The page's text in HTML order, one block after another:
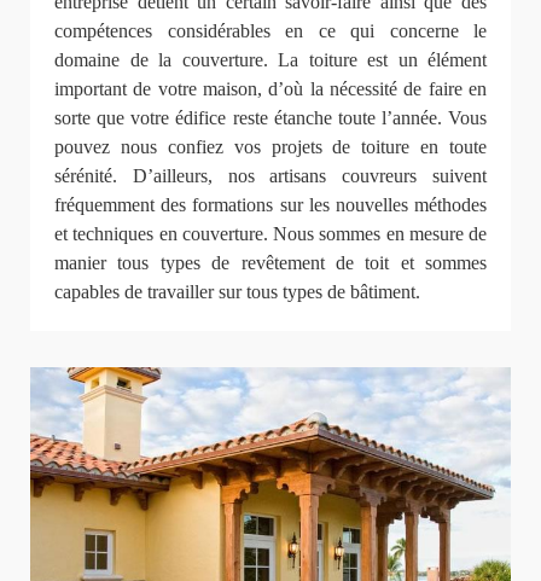
compétences considérables en ce qui concerne le
domaine de la couverture. La toiture est un élément
important de votre maison, d’où la nécessité de faire en
sorte que votre édifice reste étanche toute l’année. Vous
pouvez nous confiez vos projets de toiture en toute
sérénité. D’ailleurs, nos artisans couvreurs suivent
fréquemment des formations sur les nouvelles méthodes
et techniques en couverture. Nous sommes en mesure de
manier tous types de revêtement de toit et sommes
capables de travailler sur tous types de bâtiment.